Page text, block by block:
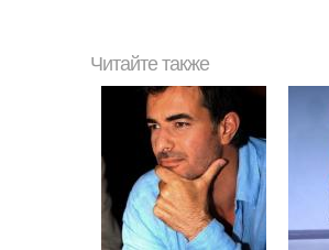
Читайте также